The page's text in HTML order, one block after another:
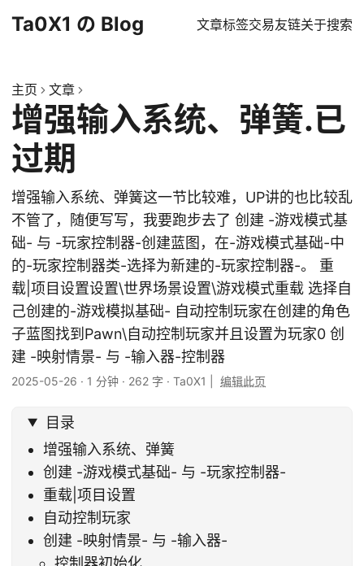
Ta0X1 の Blog 文章标签交易友链关于搜索
主页 文章
增强输入系统、弹簧.已
过期
增强输入系统、弹簧这一节比较难，UP讲的也比较乱
不管了，随便写写，我要跑步去了 创建 -游戏模式基
础- 与 -玩家控制器-创建蓝图，在-游戏模式基础-中
的-玩家控制器类-选择为新建的-玩家控制器-。 重
载|项目设置设置\世界场景设置\游戏模式重载 选择自
己创建的-游戏模拟基础- 自动控制玩家在创建的角色
子蓝图找到Pawn\自动控制玩家并且设置为玩家0 创
建 -映射情景- 与 -输入器-控制器
2025-05-26 · 1 分钟 · 262 字 · Ta0X1 编辑此页
目录
增强输入系统、弹簧
创建 -游戏模式基础- 与 -玩家控制器-
重载|项目设置
自动控制玩家
创建 -映射情景- 与 -输入器-